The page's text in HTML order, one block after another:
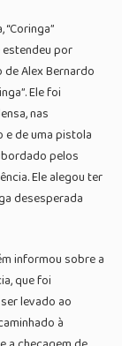
por
Alex Bernardo
Ele foi
nas
de uma pistola
pelos
Ele alegou ter
desesperada
informou sobre a
que foi
levado ao
à